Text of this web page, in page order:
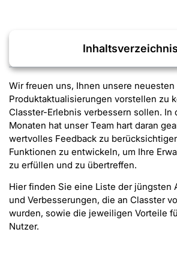
Inhaltsverzeichnis
Wir freuen uns, Ihnen unsere neuesten
Produktaktualisierungen vorstellen zu
Classter-Erlebnis verbessern sollen. In
Monaten hat unser Team hart daran
wertvolles Feedback zu
Funktionen zu entwickeln, um Ihre
zu erfüllen und zu übertreffen.
Hier finden Sie eine Liste der jüngsten
und Verbesserungen, die an Classter
wurden, sowie die jeweiligen Vorteile
Nutzer.